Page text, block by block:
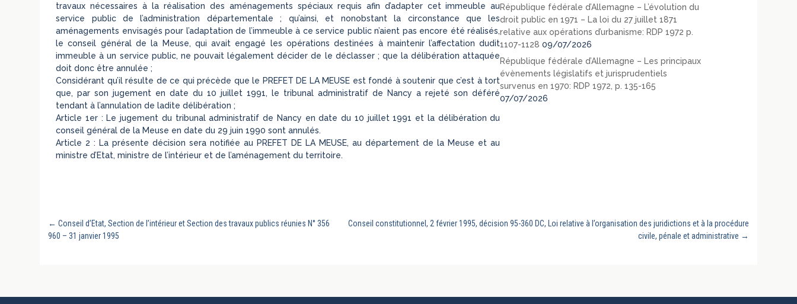
travaux nécessaires à la réalisation des aménagements spéciaux requis afin d’adapter cet immeuble au
service public de l’administration départementale ; qu’ainsi, et nonobstant la circonstance que les
aménagements envisagés pour l’adaptation de l’immeuble à ce service public n’aient pas encore été réalisés,
le conseil général de la Meuse, qui avait engagé les opérations destinées à maintenir l’affectation dudit
immeuble à un service public, ne pouvait légalement décider de le déclasser ; que la délibération attaquée
doit donc être annulée ;
Considérant qu’il résulte de ce qui précède que le PREFET DE LA MEUSE est fondé à soutenir que c’est à tort
que, par son jugement en date du 10 juillet 1991, le tribunal administratif de Nancy a rejeté son déféré
tendant à l’annulation de ladite délibération ;
Article 1er : Le jugement du tribunal administratif de Nancy en date du 10 juillet 1991 et la délibération du
conseil général de la Meuse en date du 29 juin 1990 sont annulés.
Article 2 : La présente décision sera notifiée au PREFET DE LA MEUSE, au département de la Meuse et au
ministre d’Etat, ministre de l’intérieur et de l’aménagement du territoire.
République fédérale d’Allemagne – L’évolution du
droit public en 1971 – La loi du 27 juillet 1871
relative aux opérations d’urbanisme: RDP 1972 p.
1107-1128 09/07/2026
République fédérale d’Allemagne – Les principaux
évènements législatifs et jurisprudentiels
survenus en 1970: RDP 1972, p. 135-165
07/07/2026
← Conseil d’Etat, Section de l’intérieur et Section des travaux publics réunies N° 356
960 – 31 janvier 1995
Conseil constitutionnel, 2 février 1995, décision 95-360 DC, Loi relative à l’organisation des juridictions et à la procédure
civile, pénale et administrative →